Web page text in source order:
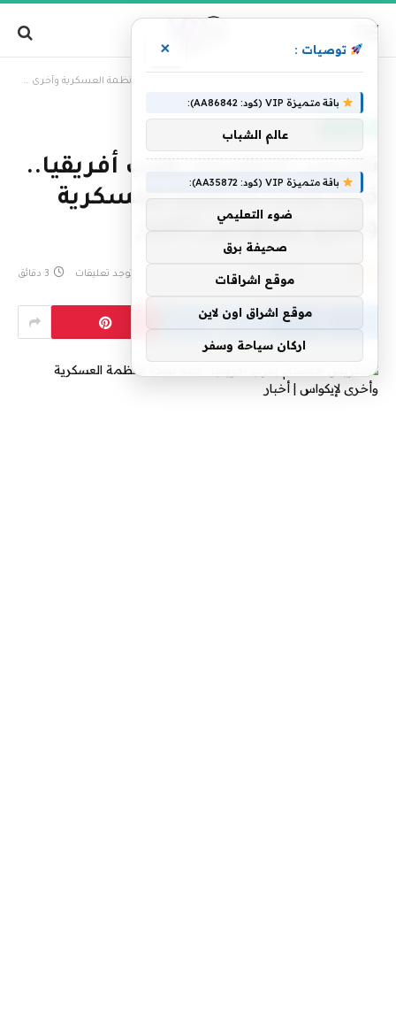
تكريس الانقسام بغرب أفريقيا.. قمة لقادة الأنظمة العسكرية وأخرى لإيكواس | أخبار
تكريس الانقسام بغرب أفريقيا..
قمة لقادة الأنظمة العسكرية
وأخرى لإيكواس | أخبار
فريق التحرير 6 يوليو، 2024 لا توجد تعليقات 3 دقائق
توصيات : ×
باقة متميزة VIP (كود: AA86842):
عالم الشباب
باقة متميزة VIP (كود: AA35872):
ضوء التعليمي
صحيفة برق
موقع اشراقات
موقع اشراق اون لاين
اركان سياحة وسفر